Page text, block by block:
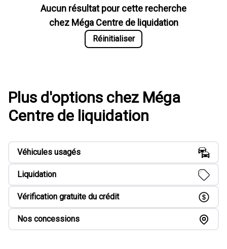
Aucun résultat pour cette recherche
chez Méga Centre de liquidation
Réinitialiser
Plus d'options chez Méga
Centre de liquidation
Véhicules usagés
Liquidation
Vérification gratuite du crédit
Nos concessions